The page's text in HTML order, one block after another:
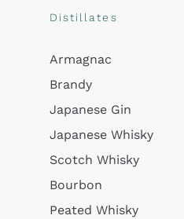
Distillates
Armagnac
Brandy
Japanese Gin
Japanese Whisky
Scotch Whisky
Bourbon
Peated Whisky